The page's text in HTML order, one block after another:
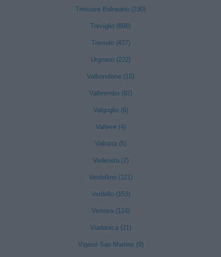
Trescore Balneario (230)
Treviglio (898)
Treviolo (437)
Urgnano (222)
Valbondione (15)
Valbrembo (92)
Valgoglio (6)
Valleve (4)
Valtorta (5)
Vedeseta (2)
Verdellino (121)
Verdello (153)
Vertova (124)
Viadanica (21)
Vigano San Martino (9)